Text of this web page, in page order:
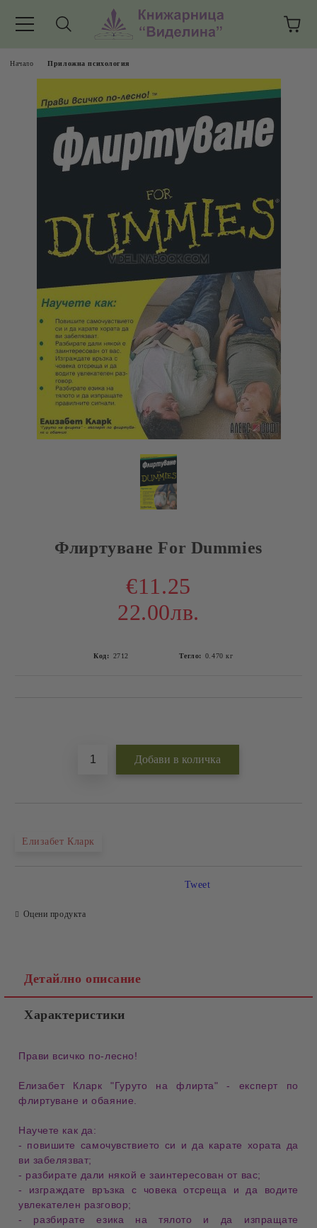
Начало Приложна психология
Флиртуване For Dummies
€11.25
22.00лв.
Код: 2712 Тегло: 0.470 кг
Елизабет Кларк
Оцени продукта
Tweet
Детайлно описание
Характеристики
Прави всичко по-лесно!
Елизабет Кларк"Гуруто на флирта" - експерт по
флиртуване иобаяние
Научете как да:
- повишите самочувствието си и да карате хората да
ви забелязват;
- разбирате дали някой езаинтересован от вас;
- изграждате връзка
с човека отсреща и да водите
увлекателен разговор;
- разбирате езика на тялото и да изпращате